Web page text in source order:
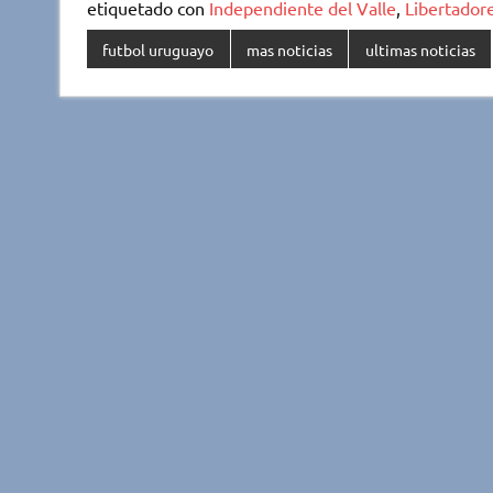
etiquetado con Independiente del Valle
futbol uruguayo mas noticias ultimas noticias